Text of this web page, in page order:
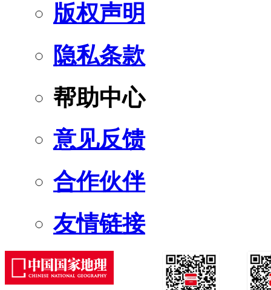
版权声明
隐私条款
帮助中心
意见反馈
合作伙伴
友情链接